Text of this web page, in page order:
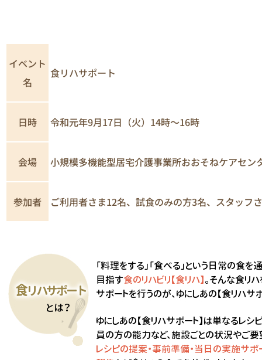
イベント
名
食リハサポート
日時 令和元年9月17日（火）14時～16時
会場 小規模多機能型居宅介護事業所おおそねケアセン
参加者 ご利用者さま12名、試食のみの方3名、スタッフ